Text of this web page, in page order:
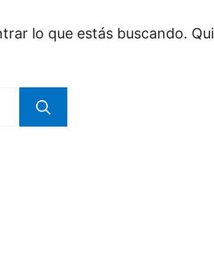
lo que estás buscando.